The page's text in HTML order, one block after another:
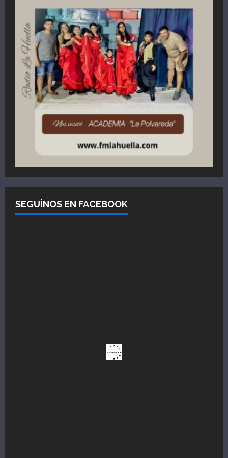
SEGUÍNOS EN FACEBOOK